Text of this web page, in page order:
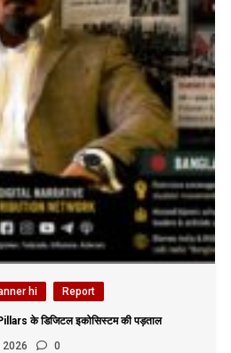
hi Report
के डिजिटल इकोसिस्टम की पड़ताल
2026 0